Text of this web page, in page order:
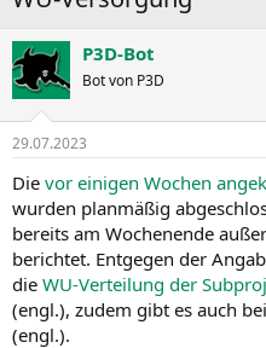
P3D-Bot
Bot von P3D
29.07.2023
Die vor einigen Wochen
wurden planmäßig
bereits am Wochenende
berichtet. Entgegen der
die WU-Verteilung der
(engl.), zudem gibt es auch
(engl.).